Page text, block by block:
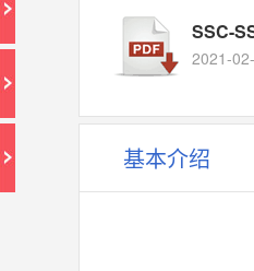
SSC-
2021-
基本介绍